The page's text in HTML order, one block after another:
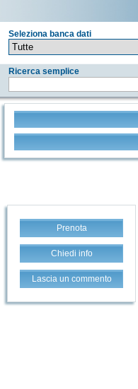
Seleziona banca dati
Ricerca semplice
Prenota
Chiedi info
Lascia un commento